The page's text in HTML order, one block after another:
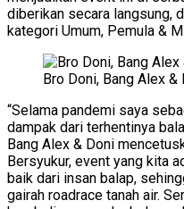
diberikan secara langsung,
kategori Umum, Pemula &
Bro Doni, Bang Alex
“Selama pandemi saya
dampak dari terhentinya
Bang Alex & Doni
Bersyukur, event yang kita
baik dari insan balap,
gairah roadrace tanah air.